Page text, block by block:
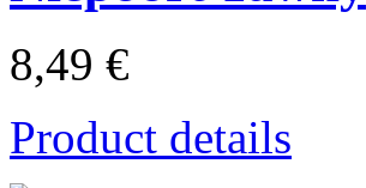
8,49 €
Product details